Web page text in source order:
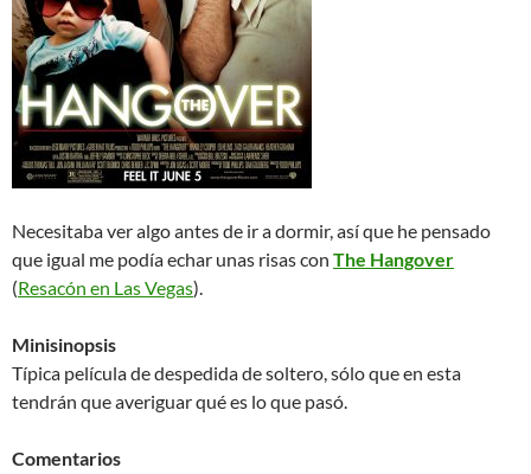
Necesitaba ver algo antes de ir a dormir, así que he pensado
que igual me podía echar unas risas con The Hangover
(Resacón en Las Vegas).
Minisinopsis
Típica película de despedida de soltero, sólo que en esta
tendrán que averiguar qué es lo que pasó.
Comentarios